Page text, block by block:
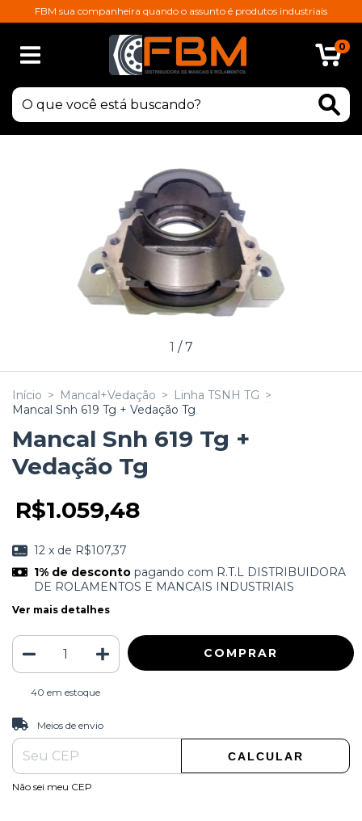
FBM sua companheira quando o assunto é produtos industriais
0
1 /7
Início > Mancal+Vedação > Linha TSNH TG >
Mancal Snh 619 Tg + Vedação Tg
Mancal Snh 619 Tg +
Vedação Tg
R$1.059,48
12 x de R$107,37
1% de descontopagando com R.T.L DISTRIBUIDORA
DE ROLAMENTOS E MANCAIS INDUSTRIAIS
Ver mais detalhes
40 em estoque
Entregas para o CEP:
Meios de envio
CALCULAR
Não sei meu CEP